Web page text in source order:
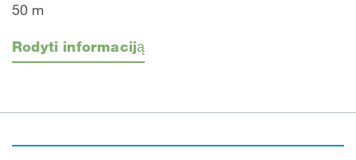
50 m
Rodyti informaciją